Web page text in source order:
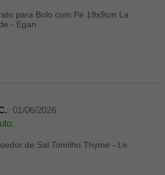
para Bolo com Pé 19x9cm La
- Egan
01/06/2026
de Sal Tomilho Thyme - Le